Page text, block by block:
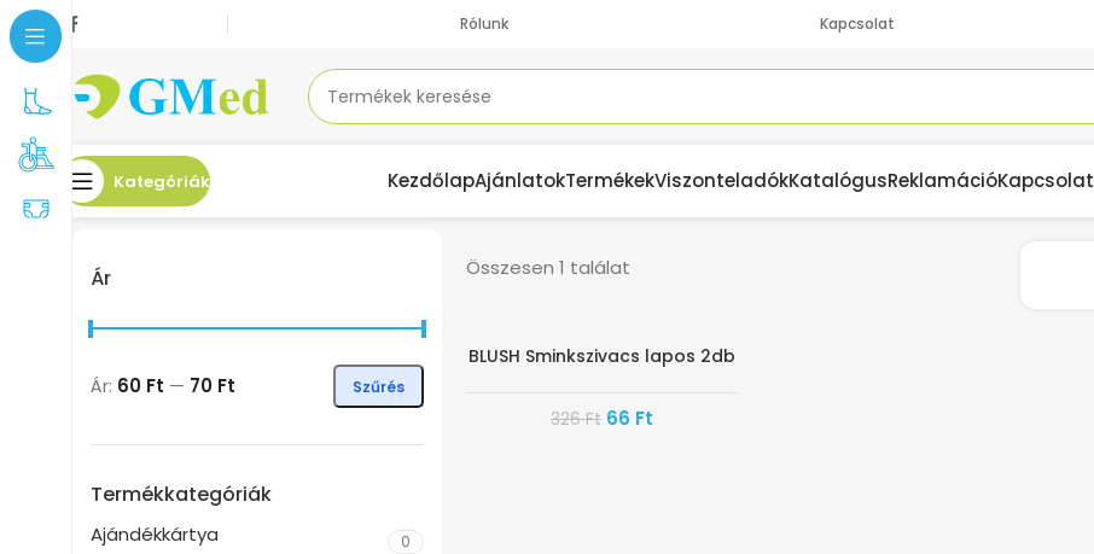
Rólunk Kapcsolat
Kategóriák KezdőlapAjánlatokTermékekViszonteladókKatalógusReklamációKapcsolat
Ár
Szűrés
Ár: 60 Ft — 70 Ft
Termékkategóriák
Ajándékkártya 0
Összesen 1 találat
-80%
BLUSH Sminkszivacs lapos 2db
326Ft 66 Ft